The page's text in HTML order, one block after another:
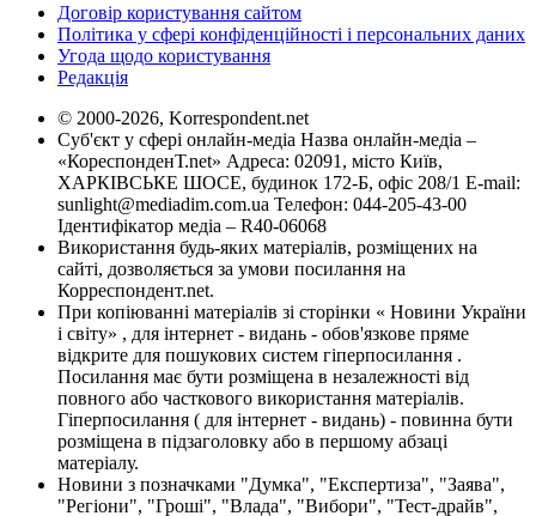
Договір користування сайтом
Політика у сфері конфіденційності і персональних даних
Угода щодо користування
Редакція
© 2000-2026, Korrespondent.net
Суб'єкт у сфері онлайн-медіа Назва онлайн-медіа –
«КореспонденТ.net» Адреса: 02091, місто Київ,
ХАРКІВСЬКЕ ШОСЕ, будинок 172-Б, офіс 208/1 E-mail:
sunlight@mediadim.com.ua Телефон: 044-205-43-00
Ідентифікатор медіа – R40-06068
Використання будь-яких матеріалів, розміщених на
сайті, дозволяється за умови посилання на
Корреспондент.net.
При копіюванні матеріалів зі сторінки « Новини України
і світу» , для інтернет - видань - обов'язкове пряме
відкрите для пошукових систем гіперпосилання .
Посилання має бути розміщена в незалежності від
повного або часткового використання матеріалів.
Гіперпосилання ( для інтернет - видань) - повинна бути
розміщена в підзаголовку або в першому абзаці
матеріалу.
Новини з позначками "Думка", "Експертиза", "Заява",
"Регіони", "Гроші", "Влада", "Вибори", "Тест-драйв",